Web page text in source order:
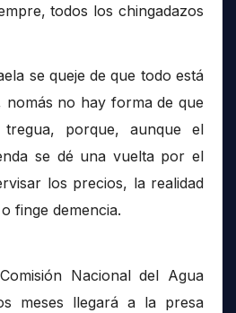
todos los chingadazos
se queje de que todo está
nomás no hay forma de que
porque, aunque el
se dé una vuelta por el
los precios, la realidad
finge demencia.
Nacional del Agua
meses llegará a la presa